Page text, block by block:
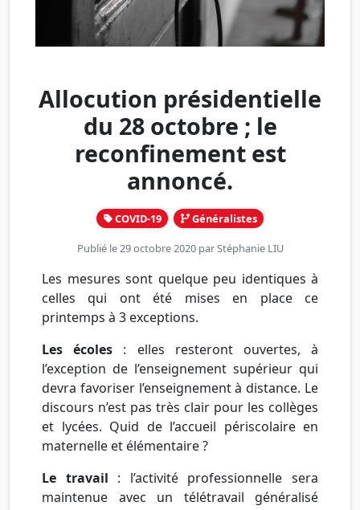
Allocution présidentielle
du 28 octobre ; le
reconfinement est
annoncé.
COVID-19 Généralistes
Publié le 29 octobre 2020 parStéphanie LIU
Les mesures sont quelque peu identiques à
celles qui ont été mises en place ce
printemps à 3 exceptions.
Les écoles : elles resteront ouvertes, à
l’exception de l’enseignement supérieur qui
devra favoriser l’enseignement à distance. Le
discours n’est pas très clair pour les collèges
et lycées. Quid de l’accueil périscolaire en
maternelle et élémentaire ?
Le travail : l’activité professionnelle sera
maintenue avec un télétravail généralisé